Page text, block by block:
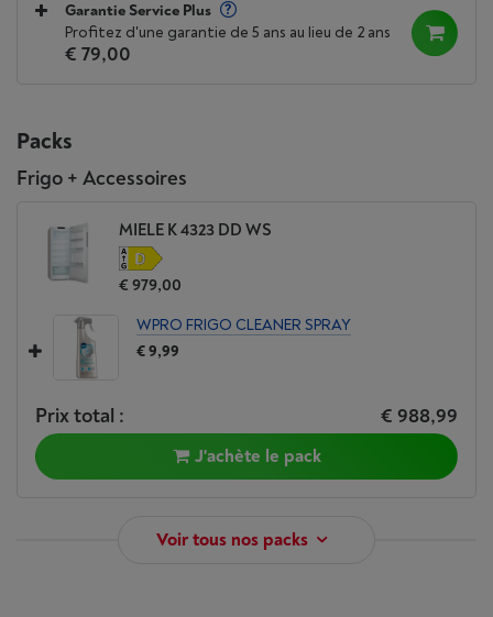
Garantie Service Plus
Profitez d'une garantie de 5 ans au lieu de 2 ans
€ 79,00
Packs
Frigo + Accessoires
MIELE K 4323 DD WS
€ 979,00
WPRO FRIGO CLEANER SPRAY
€ 9,99
Prix total : € 988,99
J'achète le pack
Voir tous nos packs